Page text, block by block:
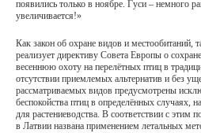
появились только в ноябре. Гуси – немного
увеличивается!»
Как закон об охране видов и местообитаний,
реализует директиву Совета Европы о
весеннюю охоту на перелётных птиц в
отсутствии приемлемых альтернатив и без
рассматриваемых видов предусмотрены
беспокойства птиц в определённых случаях,
для растениеводства. В соответствии с этим
в Латвии названа применением летальных